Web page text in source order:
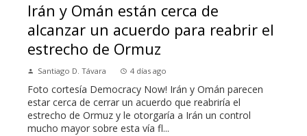
Irán y Omán están cerca de
alcanzar un acuerdo para reabrir el
estrecho de Ormuz
Santiago D. Távara 4 días ago
Foto cortesía Democracy Now! Irán y Omán parecen
estar cerca de cerrar un acuerdo que reabriría el
estrecho de Ormuz y le otorgaría a Irán un control
mucho mayor sobre esta vía fl...